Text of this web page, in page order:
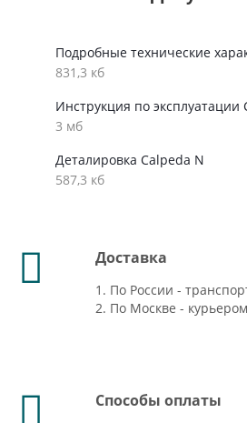
Подробные технические
831,3 кб
Инструкция по эксплуатации
3 мб
Деталировка Calpeda N
587,3 кб
Доставка
1. По России -
2. По Москве - курьером
Способы оплаты